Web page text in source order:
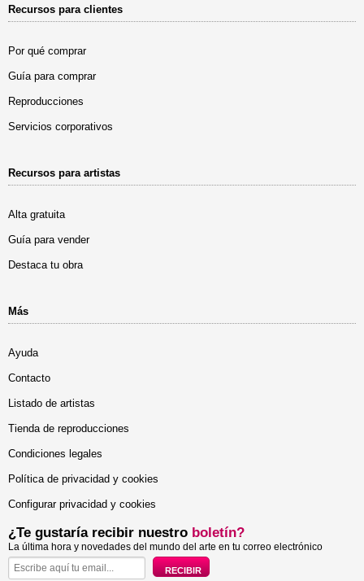
Recursos para clientes
Por qué comprar
Guía para comprar
Reproducciones
Servicios corporativos
Recursos para artistas
Alta gratuita
Guía para vender
Destaca tu obra
Más
Ayuda
Contacto
Listado de artistas
Tienda de reproducciones
Condiciones legales
Política de privacidad y cookies
Configurar privacidad y cookies
¿Te gustaría recibir nuestro boletín?
La última hora y novedades del mundo del arte en tu correo electrónico